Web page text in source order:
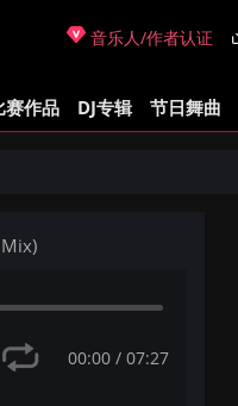
音乐人/作者认证
赛作品 DJ专辑 节日舞曲
00:00 / 07:27